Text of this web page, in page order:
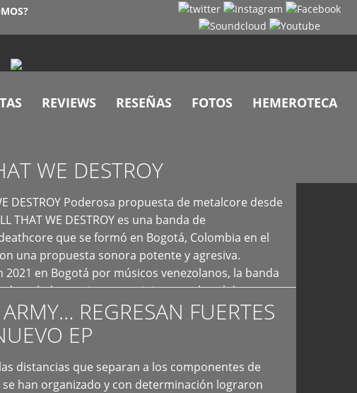
REVIEWS RESEÑAS FOTOS HEMEROTECA
WE DESTROY
DESTROY Poderosa propuesta de metalcore desde
THAT WE DESTROY es una banda de
que se formó en Bogotá, Colombia en el
una propuesta sonora potente y agresiva.
2021 en Bogotá por músicos venezolanos, la banda
demoledores, ritmos vertiginosos y breakdowns
creando […]REGRESAN FUERTES
EP
distancias que separan a los componentes de
se han organizado y con determinación lograron